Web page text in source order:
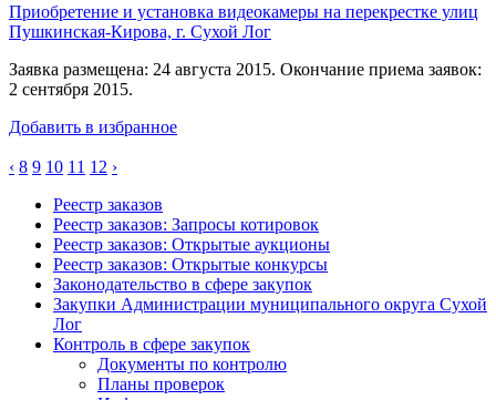
Приобретение и установка видеокамеры на перекрестке улиц
Пушкинская-Кирова, г. Сухой Лог
Заявка размещена: 24 августа 2015. Окончание приема заявок:
2 сентября 2015.
Добавить в избранное
‹ 8 9 10 11 12 ›
Реестр заказов
Реестр заказов: Запросы котировок
Реестр заказов: Открытые аукционы
Реестр заказов: Открытые конкурсы
Законодательство в сфере закупок
Закупки Администрации муниципального округа Сухой
Лог
Контроль в сфере закупок
Документы по контролю
Планы проверок